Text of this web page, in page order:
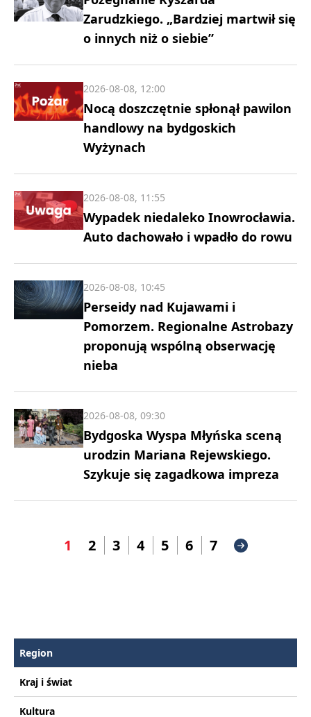
Zarudzkiego. „Bardziej martwił się
o innych niż o siebie”
Nocą doszczętnie spłonął pawilon
handlowy na bydgoskich
Wyżynach
2026-08-08, 12:00
Wypadek niedaleko Inowrocławia.
Auto dachowało i wpadło do rowu
2026-08-08, 11:55
Perseidy nad Kujawami i
Pomorzem. Regionalne Astrobazy
proponują wspólną obserwację
nieba
2026-08-08, 10:45
Bydgoska Wyspa Młyńska sceną
urodzin Mariana Rejewskiego.
Szykuje się zagadkowa impreza
2026-08-08, 09:30
1 2 3 4 5 6 7
Region
Kraj i świat
Kultura